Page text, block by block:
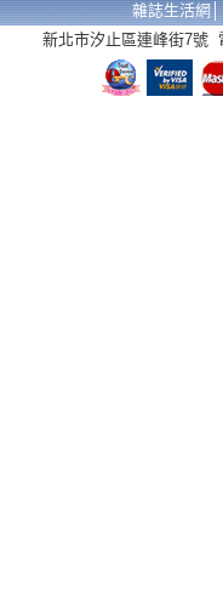
雜誌生活網
新北市汐止區連峰街7號